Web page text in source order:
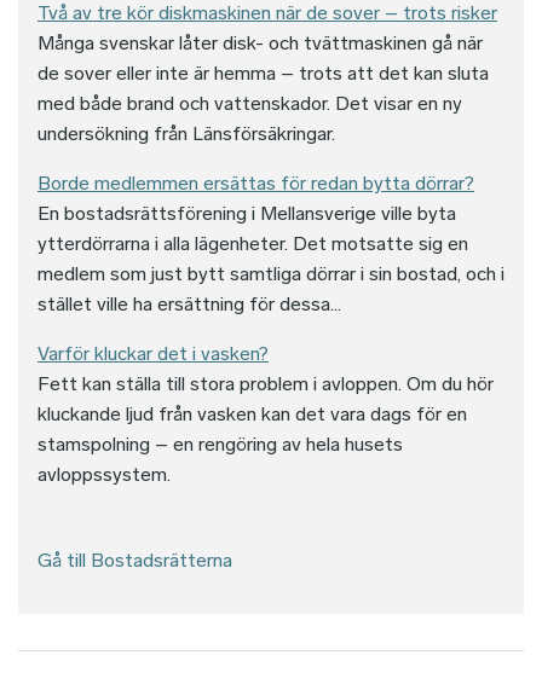
Två av tre kör diskmaskinen när de sover – trots risker
Många svenskar låter disk- och tvättmaskinen gå när
de sover eller inte är hemma – trots att det kan sluta
med både brand och vattenskador. Det visar en ny
undersökning från Länsförsäkringar.
Borde medlemmen ersättas för redan bytta dörrar?
En bostadsrättsförening i Mellansverige ville byta
ytterdörrarna i alla lägenheter. Det motsatte sig en
medlem som just bytt samtliga dörrar i sin bostad, och i
stället ville ha ersättning för dessa...
Varför kluckar det i vasken?
Fett kan ställa till stora problem i avloppen. Om du hör
kluckande ljud från vasken kan det vara dags för en
stamspolning – en rengöring av hela husets
avloppssystem.
Gå till Bostadsrätterna